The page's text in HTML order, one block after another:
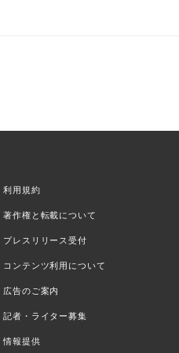
利用規約
著作権と転載について
プレスリリース受付
コンテンツ利用について
広告のご案内
記者・ライター募集
情報提供